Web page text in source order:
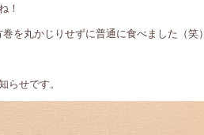
！
を丸かじりせずに普通に食べました（笑）
らせです。